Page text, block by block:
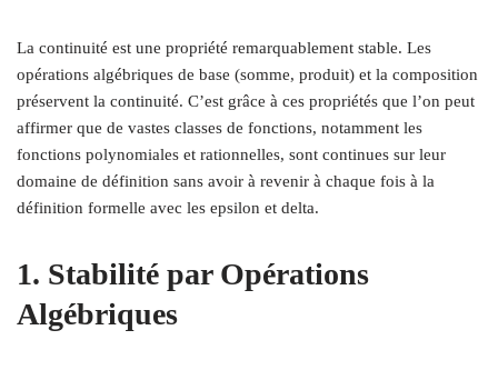
La continuité est une propriété remarquablement stable. Les
opérations algébriques de base (somme, produit) et la composition
préservent la continuité. C’est grâce à ces propriétés que l’on peut
affirmer que de vastes classes de fonctions, notamment les
fonctions polynomiales et rationnelles, sont continues sur leur
domaine de définition sans avoir à revenir à chaque fois à la
définition formelle avec les epsilon et delta.
1. Stabilité par Opérations
Algébriques